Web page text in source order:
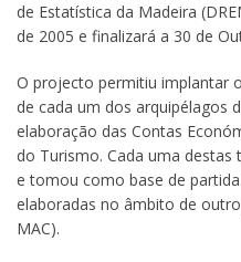
de Estatística da Madeira
de 2005 e finalizará a 30 de
O projecto permitiu implantar
de cada um dos arquipélagos
elaboração das Contas
do Turismo. Cada uma
e tomou como base de
elaboradas no âmbito de
MAC).